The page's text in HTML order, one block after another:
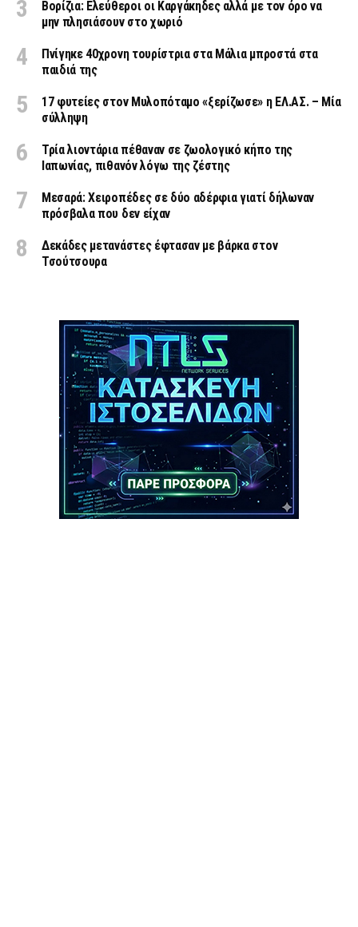
Βορίζια: Ελεύθεροι οι Καργάκηδες αλλά με τον όρο να
μην πλησιάσουν στο χωριό
Πνίγηκε 40χρονη τουρίστρια στα Μάλια μπροστά στα
παιδιά της
17 φυτείες στον Μυλοπόταμο «ξερίζωσε» η ΕΛ.ΑΣ. – Μία
σύλληψη
Τρία λιοντάρια πέθαναν σε ζωολογικό κήπο της
Ιαπωνίας, πιθανόν λόγω της ζέστης
Μεσαρά: Χειροπέδες σε δύο αδέρφια γιατί δήλωναν
πρόσβαλα που δεν είχαν
Δεκάδες μετανάστες έφτασαν με βάρκα στον
Τσούτσουρα